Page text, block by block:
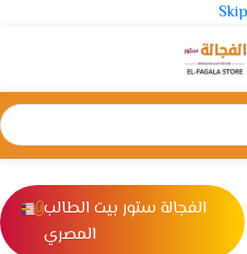
الفجالة ستور بيت الطالب
المصري